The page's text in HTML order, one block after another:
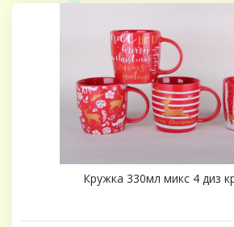
Кружка 330мл микс 4 диз